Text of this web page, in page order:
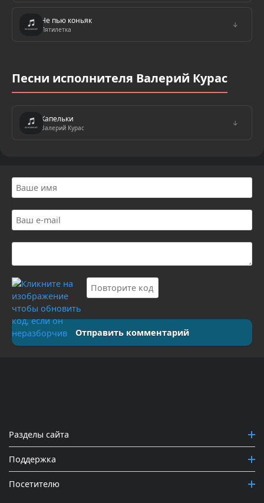
Не пью коньяк
Пятилетка
↓
Песни исполнителя Валерий Курас
Капельки
Валерий Курас
↓
Отправить комментарий
Разделы сайта
Поддержка
Посетителю